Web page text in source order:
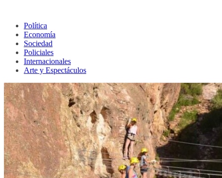
Política
Economía
Sociedad
Policiales
Internacionales
Arte y Espectáculos